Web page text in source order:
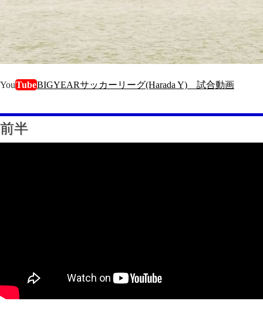
YouTubeBIGYEARサッカーリーグ(Harada Y) 試合動画
前半